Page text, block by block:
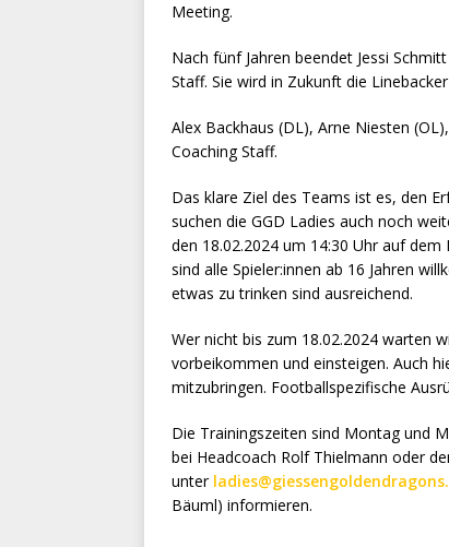
Meeting.
Nach fünf Jahren beendet Jessi
Staff. Sie wird in Zukunft die
Alex Backhaus (DL), Arne Niesten
Coaching Staff.
Das klare Ziel des Teams ist es, den
suchen die GGD Ladies auch noch
den 18.02.2024 um 14:30 Uhr auf
sind alle Spieler:innen ab 16 Jahren
etwas zu trinken sind ausreichend.
Wer nicht bis zum 18.02.2024 warten
vorbeikommen und einsteigen. Auch
mitzubringen. Footballspezifische
Die Trainingszeiten sind Montag und
bei Headcoach Rolf Thielmann oder
unter
Bäuml) informieren.